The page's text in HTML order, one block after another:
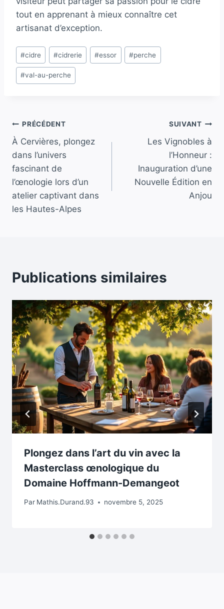
tout en apprenant à mieux connaître cet
artisanat d’exception.
Étiquettes
de
la
#cidre #cidrerie #essor #perche
#val-au-perche
Navigation
de
l’article
PRÉCÉDENT
À Cervières, plongez
dans l’univers
fascinant de
l’œnologie lors d’un
atelier captivant dans
les Hautes-Alpes
SUIVANT
Les Vignobles à
l’Honneur :
Inauguration d’une
Nouvelle Édition en
Anjou
Publications similaires
Plongez dans l’art du vin avec la
Masterclass œnologique du
Domaine Hoffmann-Demangeot
Par Mathis.Durand.93 novembre 5, 2025